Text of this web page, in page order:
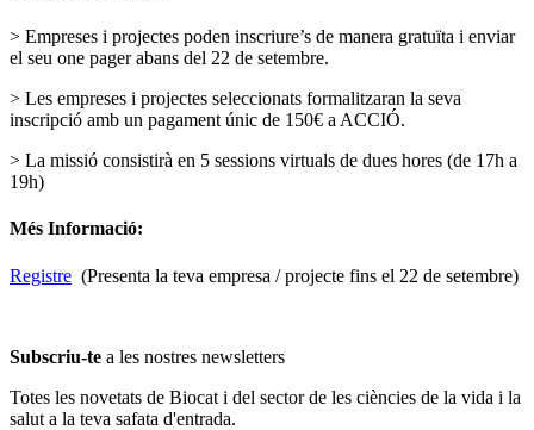
> Empreses i projectes poden inscriure’s de manera gratuïta i enviar
el seu one pager abans del 22 de setembre.
> Les empreses i projectes seleccionats formalitzaran la seva
inscripció amb un pagament únic de 150€ a ACCIÓ.
> La missió consistirà en 5 sessions virtuals de dues hores (de 17h a
19h)
Més Informació:
Registre (Presenta la teva empresa / projecte fins el 22 de setembre)
Subscriu-te a les nostres newsletters
Totes les novetats de Biocat i del sector de les ciències de la vida i la
salut a la teva safata d'entrada.